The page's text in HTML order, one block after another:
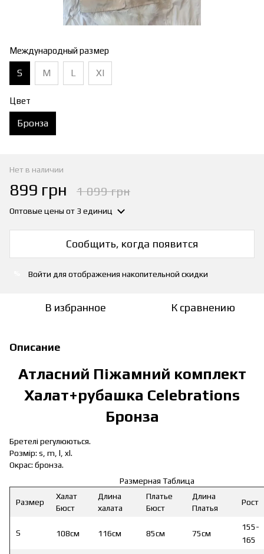
Международный размер
S M L Xl
Цвет
Бронза
Нет в наличии
899 грн 1 099 грн
Оптовые цены от 3 единиц
Сообщить, когда появится
Войти для отображения накопительной скидки
В избранное К сравнению
Описание
Атласний Піжамний комплект
Халат+рубашка Celebrations
Бронза
Бретелі регулюються.
Розмір: s, m, l, xl.
Окрас: бронза.
Размерная Таблица
Размер
Халат
Бюст
Длина
халата
Платье
Бюст
Длина
Платья
Рост
S 108см 116см 85см 75см
155-
165